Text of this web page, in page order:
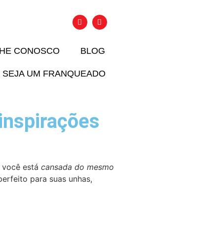
CONOSCO BLOG
SEJA UM FRANQUEADO
está cansada do mesmo
para suas unhas,